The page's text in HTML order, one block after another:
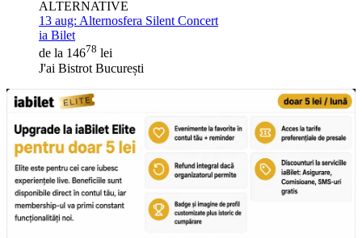
ALTERNATIVE
13 aug: Alternosfera Silent Concert
ia Bilet
de la 14678 lei
J'ai Bistrot București